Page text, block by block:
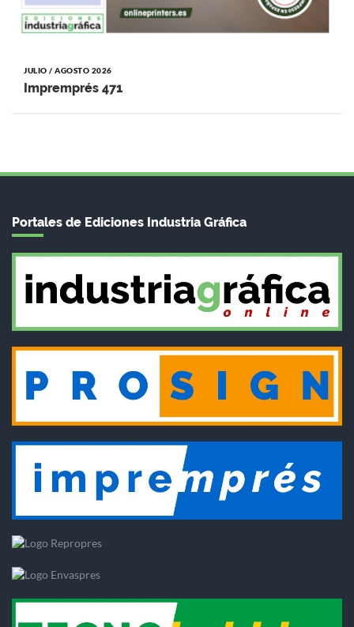
JULIO / AGOSTO 2026
Impremprés 471
Portales de Ediciones Industria Gráfica